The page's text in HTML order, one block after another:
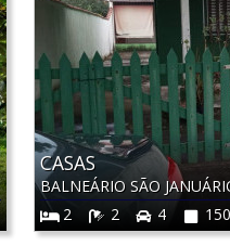
CASAS
BALNEÁRIO SÃO
2
2 4